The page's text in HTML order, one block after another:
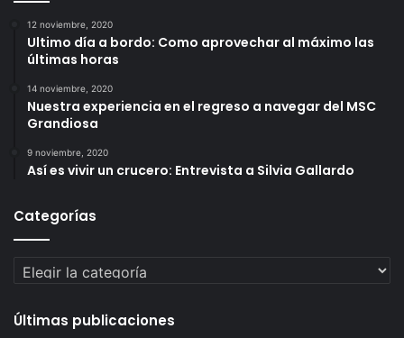
12 noviembre, 2020
Ultimo día a bordo: Como aprovechar al máximo las
últimas horas
14 noviembre, 2020
Nuestra experiencia en el regreso a navegar del MSC
Grandiosa
9 noviembre, 2020
Así es vivir un crucero: Entrevista a Silvia Gallardo
Categorías
Categorías
Últimas publicaciones